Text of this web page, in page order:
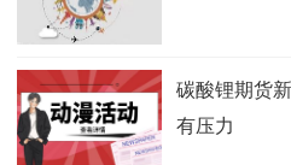
碳酸锂期货
有压力